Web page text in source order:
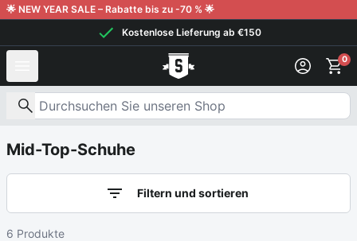
Weiter zum Inhalt
🌟 NEW YEAR SALE – Rabatte bis zu -70 % 🌟
Kostenlose Lieferung ab €150
0
Nach Produkten suchen
Mid-Top-Schuhe
Filtern und sortieren
6 Produkte